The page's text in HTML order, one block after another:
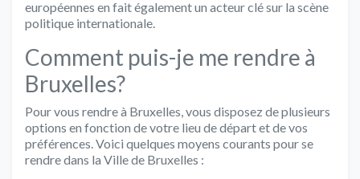
européennes en fait également un acteur clé sur la scène
politique internationale.
Comment puis-je me rendre à
Bruxelles?
Pour vous rendre à Bruxelles, vous disposez de plusieurs
options en fonction de votre lieu de départ et de vos
préférences. Voici quelques moyens courants pour se
rendre dans la Ville de Bruxelles :